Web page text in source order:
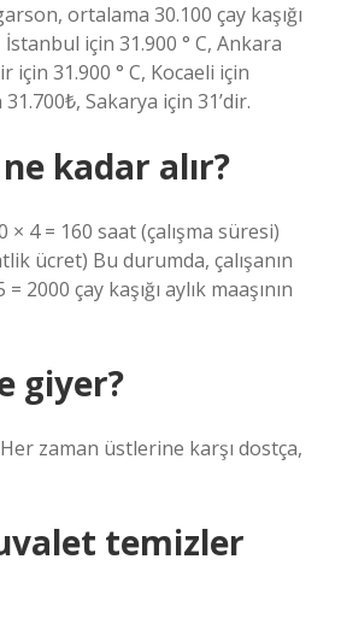
ortalama 30.100 çay kaşığı
için 31.900 ° C, Ankara
için 31.900 ° C, Kocaeli için
Sakarya için 31’dir.
kadar alır?
× 4 = 160 saat (çalışma süresi)
ücret) Bu durumda, çalışanın
= 2000 çay kaşığı aylık maaşının
giyer?
zaman üstlerine karşı dostça,
temizler